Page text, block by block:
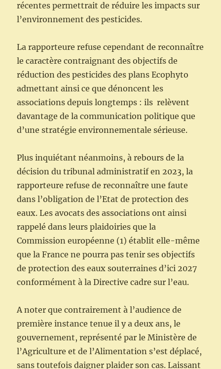
récentes permettrait de réduire les impacts sur
l’environnement des pesticides.
La rapporteure refuse cependant de reconnaître
le caractère contraignant des objectifs de
réduction des pesticides des plans Ecophyto
admettant ainsi ce que dénoncent les
associations depuis longtemps : ils relèvent
davantage de la communication politique que
d’une stratégie environnementale sérieuse.
Plus inquiétant néanmoins, à rebours de la
décision du tribunal administratif en 2023, la
rapporteure refuse de reconnaître une faute
dans l’obligation de l’Etat de protection des
eaux. Les avocats des associations ont ainsi
rappelé dans leurs plaidoiries que la
Commission européenne (1) établit elle-même
que la France ne pourra pas tenir ses objectifs
de protection des eaux souterraines d’ici 2027
conformément à la Directive cadre sur l’eau.
A noter que contrairement à l’audience de
première instance tenue il y a deux ans, le
gouvernement, représenté par le Ministère de
l’Agriculture et de l’Alimentation s’est déplacé,
sans toutefois daigner plaider son cas. Laissant